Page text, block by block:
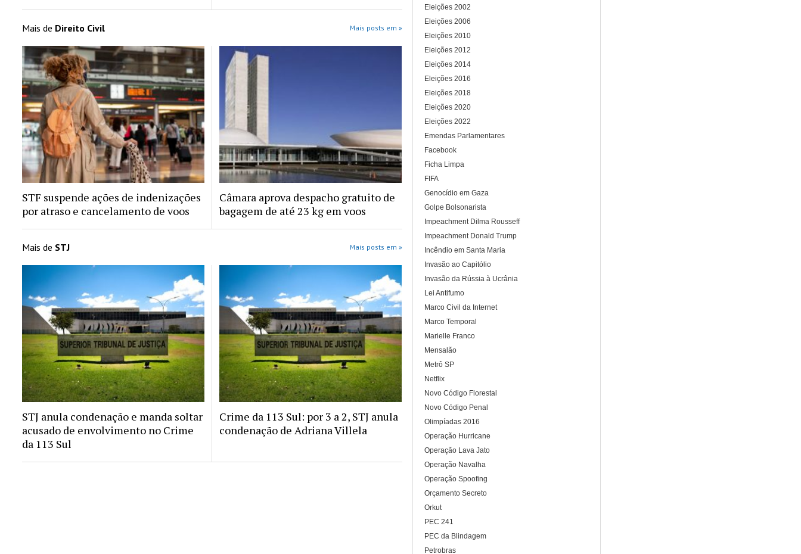
Mais de Direito Civil Mais posts em »
STF suspende ações de indenizações
por atraso e cancelamento de voos
Câmara aprova despacho gratuito de
bagagem de até 23 kg em voos
Mais de STJ Mais posts em »
STJ anula condenação e manda soltar
acusado de envolvimento no Crime
da 113 Sul
Crime da 113 Sul: por 3 a 2, STJ anula
condenação de Adriana Villela
Eleições 2002
Eleições 2006
Eleições 2010
Eleições 2012
Eleições 2014
Eleições 2016
Eleições 2018
Eleições 2020
Eleições 2022
Emendas Parlamentares
Facebook
Ficha Limpa
FIFA
Genocídio em Gaza
Golpe Bolsonarista
Impeachment Dilma Rousseff
Impeachment Donald Trump
Incêndio em Santa Maria
Invasão ao Capitólio
Invasão da Rússia à Ucrânia
Lei Antifumo
Marco Civil da Internet
Marco Temporal
Marielle Franco
Mensalão
Metrô SP
Netflix
Novo Código Florestal
Novo Código Penal
Olimpíadas 2016
Operação Hurricane
Operação Lava Jato
Operação Navalha
Operação Spoofing
Orçamento Secreto
Orkut
PEC 241
PEC da Blindagem
Petrobras